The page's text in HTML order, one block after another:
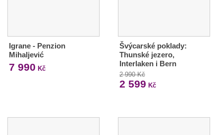
Igrane - Penzion
Mihaljević
7 990 Kč
Švýcarské poklady:
Thunské jezero,
Interlaken i Bern
2 990 Kč
2 599 Kč